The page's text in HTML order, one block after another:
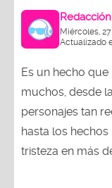
Miércoles,
Actualizado
Es un hecho que
muchos, desde
personajes tan
hasta los
tristeza en más